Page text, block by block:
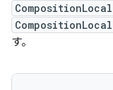
CompositionLocal
す。